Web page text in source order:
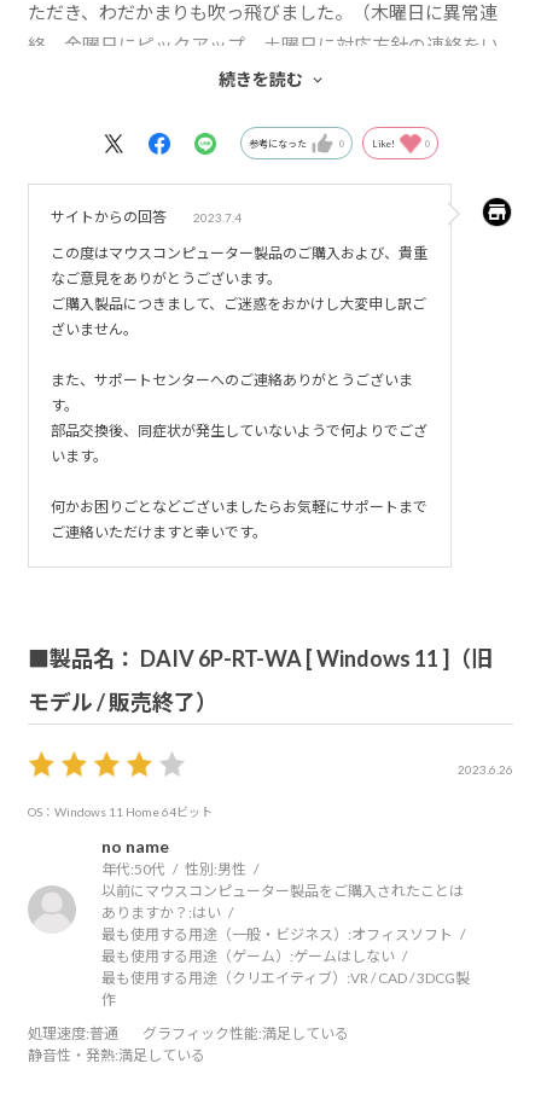
ただき、わだかまりも吹っ飛びました。（木曜日に異常連
絡、金曜日にピックアップ、土曜日に対応方針の連絡をい
ただき、月曜日には返却されました。）
く、ビデオミーティングなどでちょっと邪魔になりそうか
ドオフなのは理解しているのですが、可能であればもう少
し静かな方が良いかと思い、課題として挙げさせていただ
きます。
続きを読む
参考になった 0 Like! 0
サイトからの回答 2023.7.4
この度はマウスコンピューター製品のご購入および、貴重
なご意見をありがとうございます。
ご購入製品につきまして、ご迷惑をおかけし大変申し訳ご
ざいません。
また、サポートセンターへのご連絡ありがとうございま
す。
部品交換後、同症状が発生していないようで何よりでござ
います。
何かお困りごとなどございましたらお気軽にサポートまで
ご連絡いただけますと幸いです。
■製品名： DAIV 6P-RT-WA [ Windows 11 ]（旧
モデル / 販売終了）
2023.6.26
OS：Windows 11 Home 64ビット
no name
年代:50代 性別:男性
以前にマウスコンピューター製品をご購入されたことは
ありますか？:はい
最も使用する用途（一般・ビジネス）:オフィスソフト
最も使用する用途（ゲーム）:ゲームはしない
最も使用する用途（クリエイティブ）:VR / CAD / 3DCG製
作
処理速度:普通 グラフィック性能:満足している
静音性・発熱:満足している